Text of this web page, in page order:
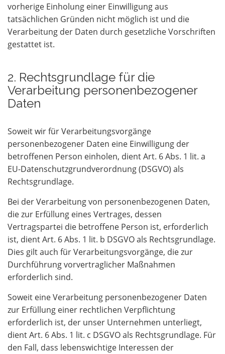
vorherige Einholung einer Einwilligung aus
tatsächlichen Gründen nicht möglich ist und die
Verarbeitung der Daten durch gesetzliche Vorschriften
gestattet ist.
2. Rechtsgrundlage für die
Verarbeitung personenbezogener
Daten
Soweit wir für Verarbeitungsvorgänge
personenbezogener Daten eine Einwilligung der
betroffenen Person einholen, dient Art. 6 Abs. 1 lit. a
EU-Datenschutzgrundverordnung (DSGVO) als
Rechtsgrundlage.
Bei der Verarbeitung von personenbezogenen Daten,
die zur Erfüllung eines Vertrages, dessen
Vertragspartei die betroffene Person ist, erforderlich
ist, dient Art. 6 Abs. 1 lit. b DSGVO als Rechtsgrundlage.
Dies gilt auch für Verarbeitungsvorgänge, die zur
Durchführung vorvertraglicher Maßnahmen
erforderlich sind.
Soweit eine Verarbeitung personenbezogener Daten
zur Erfüllung einer rechtlichen Verpflichtung
erforderlich ist, der unser Unternehmen unterliegt,
dient Art. 6 Abs. 1 lit. c DSGVO als Rechtsgrundlage. Für
den Fall, dass lebenswichtige Interessen der